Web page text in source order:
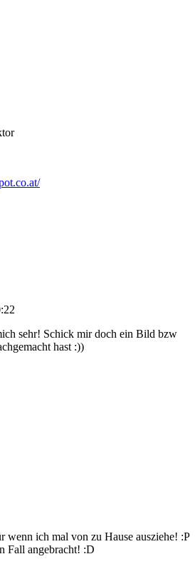
sehr! Schick mir doch ein Bild bzw
hast :))
wenn ich mal von zu Hause ausziehe! :P
Fall angebracht! :D